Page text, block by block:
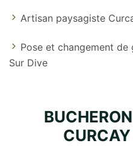
Artisan paysagiste
Pose et changement
Sur Dive